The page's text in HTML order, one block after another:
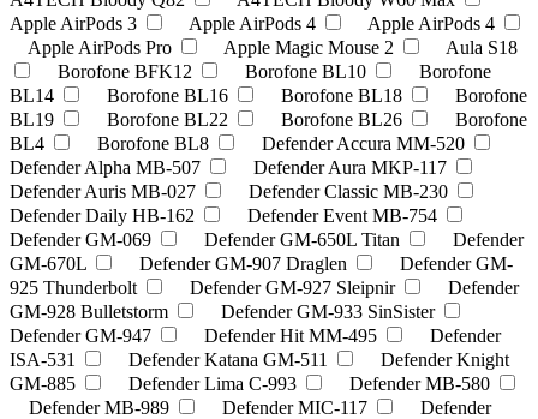
Apple AirPods 3
Apple AirPods 4
Apple AirPods 4
Apple AirPods Pro
Apple Magic Mouse 2
Aula S18
Borofone BFK12
Borofone BL10
Borofone
BL14
Borofone BL16 Borofone BL18
Borofone
BL19
Borofone BL22 Borofone BL26
Borofone
BL4
Borofone BL8
Defender Accura MM-520
Defender Alpha MB-507
Defender Aura MKP-117
Defender Auris MB-027
Defender Classic MB-230
Defender Daily HB-162
Defender Event MB-754
Defender GM-069
Defender GM-650L Titan
Defender
GM-670L
Defender GM-907 Draglen
Defender GM-
925 Thunderbolt
Defender GM-927 Sleipnir
Defender
GM-928 Bulletstorm
Defender GM-933 SinSister
Defender GM-947
Defender Hit MM-495
Defender
ISA-531
Defender Katana GM-511
Defender Knight
GM-885
Defender Lima C-993
Defender MB-580
Defender MB-989
Defender MIC-117
Defender